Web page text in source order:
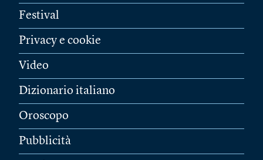
Festival
Privacy e cookie
Video
Dizionario italiano
Oroscopo
Pubblicità